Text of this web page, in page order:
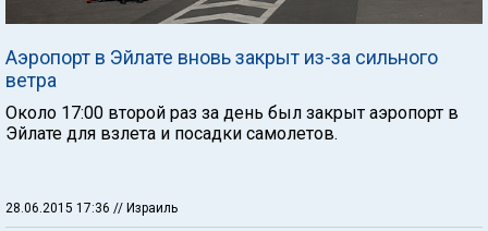
Аэропорт в Эйлате вновь закрыт из-за сильного
ветра
Около 17:00 второй раз за день был закрыт аэропорт в
Эйлате для взлета и посадки самолетов.
28.06.2015 17:36 // Израиль